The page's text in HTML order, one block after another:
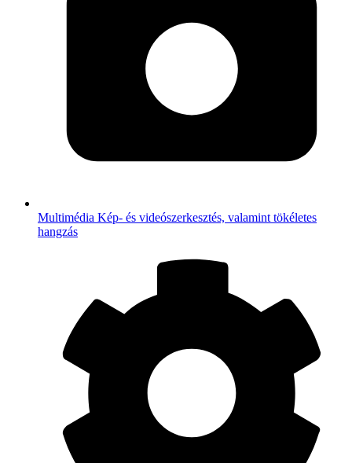
Multimédia Kép- és videószerkesztés, valamint tökéletes
hangzás